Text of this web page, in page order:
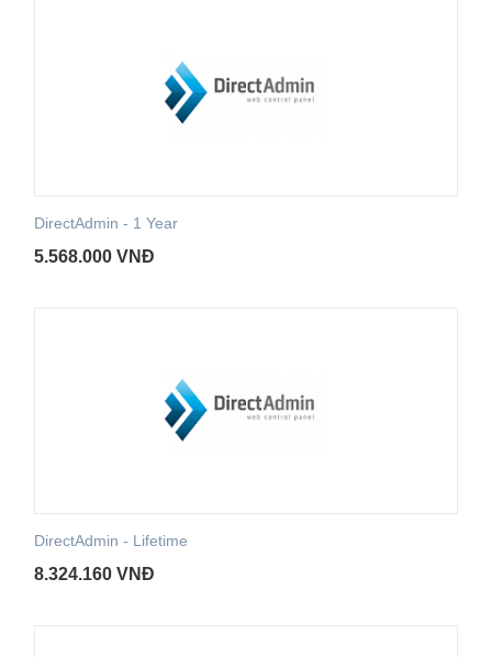
DirectAdmin - 1 Year
5.568.000 VNĐ
DirectAdmin - Lifetime
8.324.160 VNĐ